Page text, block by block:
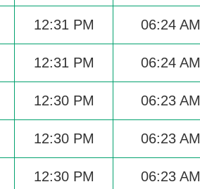
12:31 PM 06:24 AM
12:31 PM 06:24 AM
12:30 PM 06:23 AM
12:30 PM 06:23 AM
12:30 PM 06:23 AM